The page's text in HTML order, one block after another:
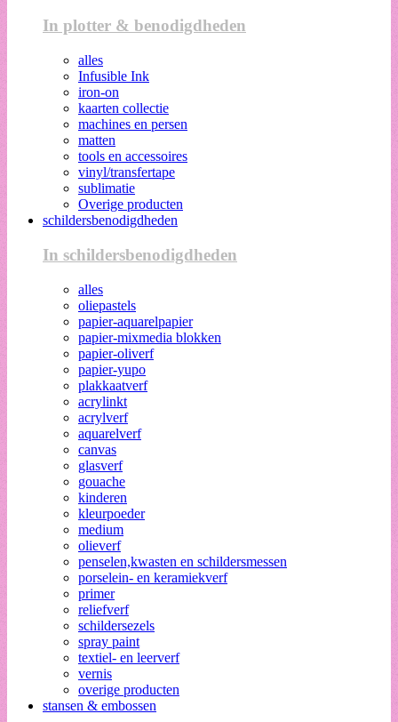
In plotter & benodigdheden
alles
Infusible Ink
iron-on
kaarten collectie
machines en persen
matten
tools en accessoires
vinyl/transfertape
sublimatie
Overige producten
schildersbenodigdheden
In schildersbenodigdheden
alles
oliepastels
papier-aquarelpapier
papier-mixmedia blokken
papier-oliverf
papier-yupo
plakkaatverf
acrylinkt
acrylverf
aquarelverf
canvas
glasverf
gouache
kinderen
kleurpoeder
medium
olieverf
penselen,kwasten en schildersmessen
porselein- en keramiekverf
primer
reliefverf
schildersezels
spray paint
textiel- en leerverf
vernis
overige producten
stansen & embossen